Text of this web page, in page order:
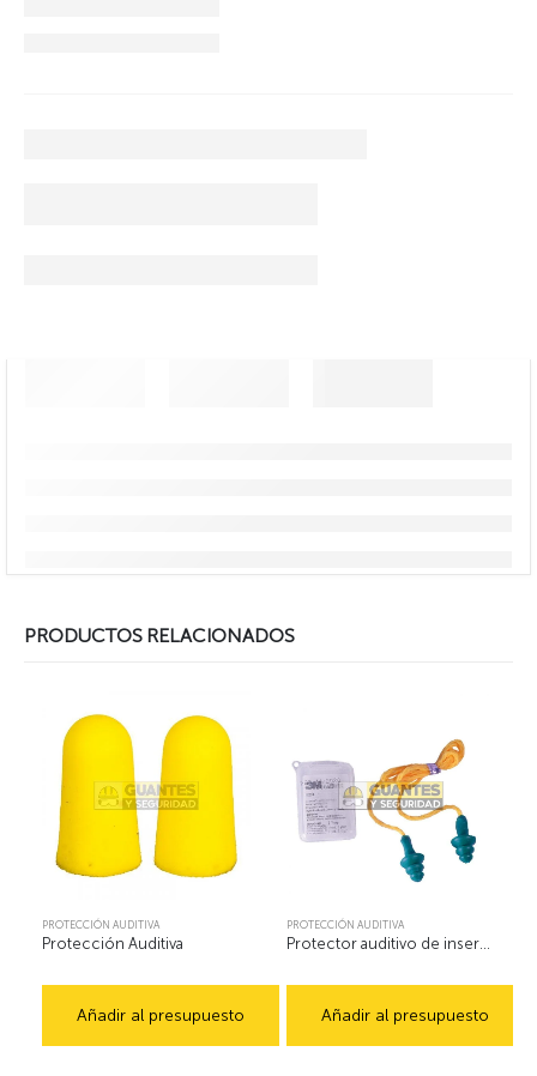
PRODUCTOS RELACIONADOS
PROTECCIÓN AUDITIVA
Protección Auditiva
Añadir al presupuesto
PROTECCIÓN AUDITIVA
Protector auditivo de inserción
Añadir al presupuesto